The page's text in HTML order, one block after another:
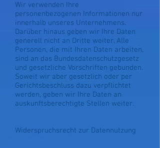
Wir verwenden Ihre
personenbezogenen Informationen nur
innerhalb unseres Unternehmens.
Darüber hinaus geben wir Ihre Daten
generell nicht an Dritte weiter. Alle
Personen, die mit Ihren Daten arbeiten,
sind an das Bundesdatenschutzgesetz
und gesetzliche Vorschriften gebunden.
Soweit wir aber gesetzlich oder per
Gerichtsbeschluss dazu verpflichtet
werden, geben wir Ihre Daten an
auskunftsberechtigte Stellen weiter.
Widerspruchsrecht zur Datennutzung